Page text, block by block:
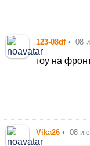
123-08df • 08
гоу на
Vika26 • 08